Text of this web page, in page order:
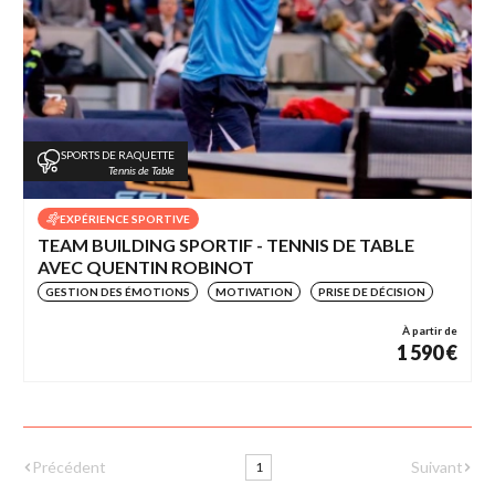
SPORTS DE RAQUETTE
Tennis de Table
EXPÉRIENCE SPORTIVE
TEAM BUILDING SPORTIF - TENNIS DE TABLE
AVEC QUENTIN ROBINOT
GESTION DES ÉMOTIONS MOTIVATION PRISE DE DÉCISION
À partir de
1 590 €
Précédent 1 Suivant